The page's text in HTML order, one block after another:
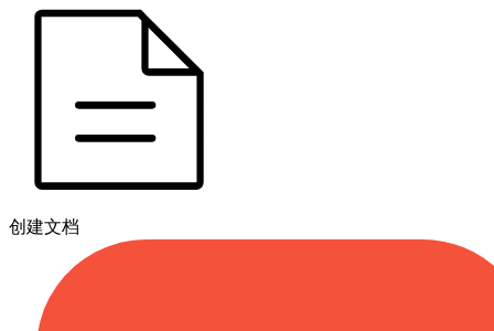
创建文档